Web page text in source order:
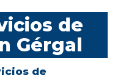
de
Gérgal
de